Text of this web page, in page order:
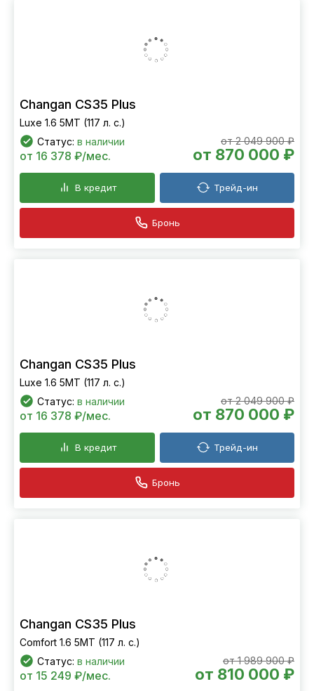
Changan CS35 Plus
Luxe 1.6 5MT (117 л. с.)
Статус: в наличии от 2 049 900 ₽
от 870 000 ₽
от 16 378 ₽/мес.
В кредит Трейд-ин
Бронь
Changan CS35 Plus
Luxe 1.6 5MT (117 л. с.)
Статус: в наличии от 2 049 900 ₽
от 870 000 ₽
от 16 378 ₽/мес.
В кредит Трейд-ин
Бронь
Changan CS35 Plus
Comfort 1.6 5MT (117 л. с.)
Статус: в наличии от 1 989 900 ₽
от 810 000 ₽
от 15 249 ₽/мес.